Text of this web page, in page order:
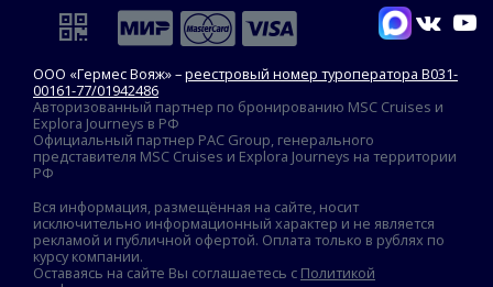
ООО «Гермес Вояж» –реестровый номер туроператора В031-
00161-77/01942486
Авторизованный партнер по бронированию MSC Cruises и
Explora Journeys в РФ
Официальный партнер PAC Group, генерального
представителя MSC Cruises и Explora Journeys на территории
РФ
Вся информация, размещённая на сайте, носит
исключительно информационный характер и не является
рекламой и публичной офертой. Оплата только в рублях по
курсу компании.
Оставаясь на сайте Вы соглашаетесь с Политикой